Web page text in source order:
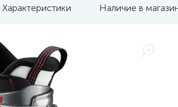
Характеристики Наличие в